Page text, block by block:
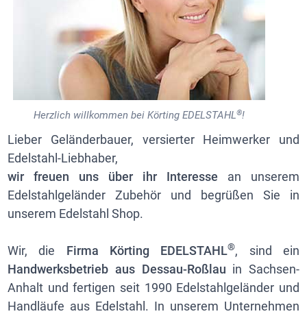
Herzlich willkommen bei Körting EDELSTAHL®!
Lieber Geländerbauer, versierter Heimwerker und
Edelstahl-Liebhaber,
wir freuen uns über ihr Interesse an unserem
Edelstahlgeländer Zubehör und begrüßen Sie in
unserem Edelstahl Shop.
Wir, die Firma Körting EDELSTAHL®, sind ein
Handwerksbetrieb aus Dessau-Roßlau in Sachsen-
Anhalt und fertigen seit 1990 Edelstahlgeländer und
Handläufe aus Edelstahl. In unserem Unternehmen